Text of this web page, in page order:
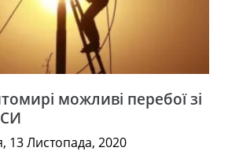
можливі перебої зі
13 Листопада, 2020